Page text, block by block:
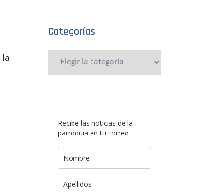
Categorías
Categorías
Recibe las noticias de la
parroquia en tu correo